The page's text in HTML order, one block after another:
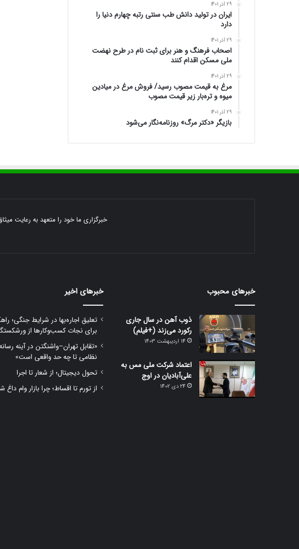
29 آذر 1401
ایران در تولید دانش طب سنتی رتبه چهارم دنیا را
دارد
29 آذر 1401
اصحاب فرهنگ و هنر برای ثبت نام در طرح نهضت
ملی مسکن اقدام کنند
29 آذر 1401
مرغ به قیمت مصوب رسید/ فروش مرغ در میادین
میوه و تره‌بار زیر قیمت مصوب
29 آذر 1401
بازیگر «دکتر مرگ» روزنامه‌نگار می‌شود
خبرگزاری ما خود را متعهد به رعایت
خبرهای محبوب
ذوب آهن در سال جاری
رکورد می‌زند (+فیلم)
14 اردیبهشت 1403
اعتماد شرکت ملی مس به
علی‌آبادیان در اوج
24 دی 1402
خبرهای اخیر
تعلیق اجاره‌بها در شرایط جنگی؛
برای نجات کسب‌وکارها از
«تقابل تهران–واشنگتن در آینه
نظامی تا چه حد واقعی است»
تحول دیجیتال؛ از شعار تا اجرا
از تورم تا اقساط؛ چرا بازار وام داغ